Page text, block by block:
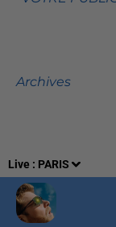
Live : PARIS
Archives